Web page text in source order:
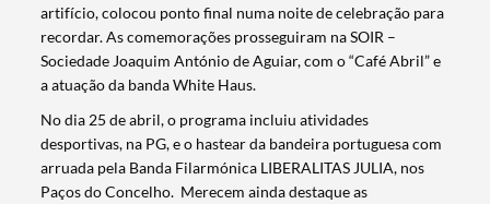
artifício, colocou ponto final numa noite de celebração para
recordar. As comemorações prosseguiram na SOIR –
Sociedade Joaquim António de Aguiar, com o “Café Abril” e
a atuação da banda White Haus.
No dia 25 de abril, o programa incluiu atividades
desportivas, na PG, e o hastear da bandeira portuguesa com
arruada pela Banda Filarmónica LIBERALITAS JULIA, nos
Paços do Concelho. Merecem ainda destaque as